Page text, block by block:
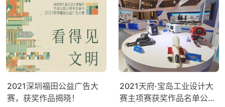
2021深圳福田公益广告大
赛，获奖作品揭晓！
2021天府·宝岛工业设计大
赛主项赛获奖作品名单公